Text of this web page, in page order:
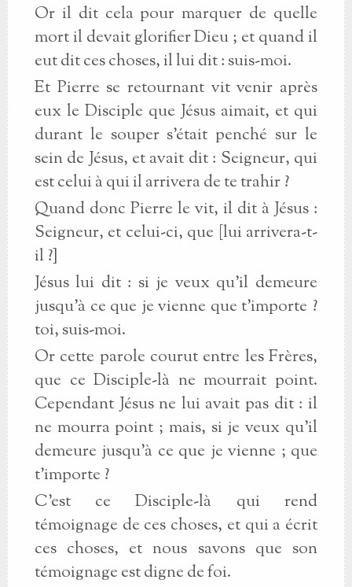
Or il dit cela pour marquer de quelle
mort il devait glorifier Dieu ; et quand il
eut dit ces choses, il lui dit : suis-moi.
Et Pierre se retournant vit venir après
eux le Disciple que Jésus aimait, et qui
durant le souper s’était penché sur le
sein de Jésus, et avait dit : Seigneur, qui
est celui à qui il arrivera de te trahir ?
Quand donc Pierre le vit, il dit à Jésus :
Seigneur, et celui-ci, que [lui arrivera-t-
il ?]
Jésus lui dit : si je veux qu’il demeure
jusqu’à ce que je vienne que t’importe ?
toi, suis-moi.
Or cette parole courut entre les Frères,
que ce Disciple-là ne mourrait point.
Cependant Jésus ne lui avait pas dit : il
ne mourra point ; mais, si je veux qu’il
demeure jusqu’à ce que je vienne ; que
t’importe ?
C’est ce Disciple-là qui rend
témoignage de ces choses, et qui a écrit
ces choses, et nous savons que son
témoignage est digne de foi.